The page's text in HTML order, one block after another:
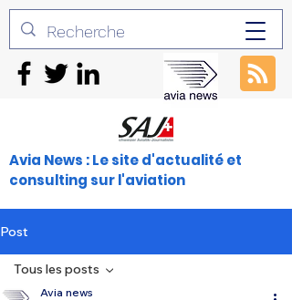
Avia News : Le site d'actualité et
consulting sur l'aviation
Post
Tous les posts
Avia news